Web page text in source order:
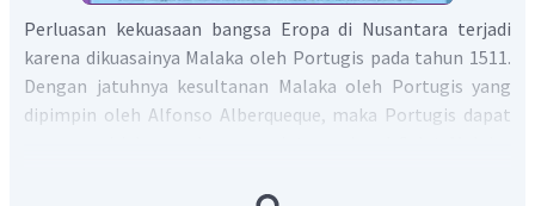
Perluasan kekuasaan bangsa Eropa di Nusantara terjadi
karena dikuasainya Malaka oleh Portugis pada tahun 1511.
Dengan jatuhnya kesultanan Malaka oleh Portugis yang
dipimpin oleh Alfonso Alberqueque, maka Portugis dapat
bangsa Eropa terhadap Nusantara.